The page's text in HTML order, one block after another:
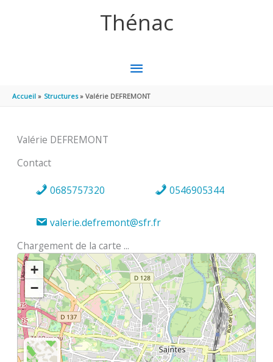
Thénac
MENU
PRINCIPAL
Accueil Structures Valérie DEFREMONT
Valérie DEFREMONT
Contact
0685757320 0546905344
valerie.defremont@sfr.fr
Chargement de la carte ...
+
−